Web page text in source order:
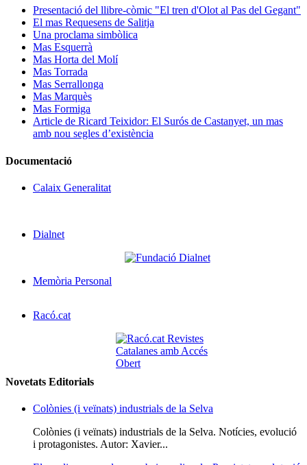
Presentació del llibre-còmic "El tren d'Olot al Pas del Gegant"
El mas Requesens de Salitja
Una proclama simbòlica
Mas Esquerrà
Mas Horta del Molí
Mas Torrada
Mas Serrallonga
Mas Marquès
Mas Formiga
Article de Ricard Teixidor: El Surós de Castanyet, un mas
amb nou segles d’existència
Documentació
Calaix Generalitat
Dialnet
Memòria Personal
Racó.cat
Novetats Editorials
Colònies (i veïnats) industrials de la Selva
Colònies (i veïnats) industrials de la Selva. Notícies, evolució
i protagonistes. Autor: Xavier...